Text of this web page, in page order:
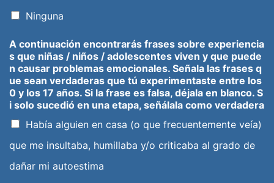
Ninguna
A continuación encontrarás frases sobre experiencia
s que niñas / niños / adolescentes viven y que puede
n causar problemas emocionales. Señala las frases q
ue sean verdaderas que tú experimentaste entre los
0 y los 17 años. Si la frase es falsa, déjala en blanco. S
i solo sucedió en una etapa, señálala como verdadera
Había alguien en casa (o que frecuentemente veía)
que me insultaba, humillaba y/o criticaba al grado de
dañar mi autoestima